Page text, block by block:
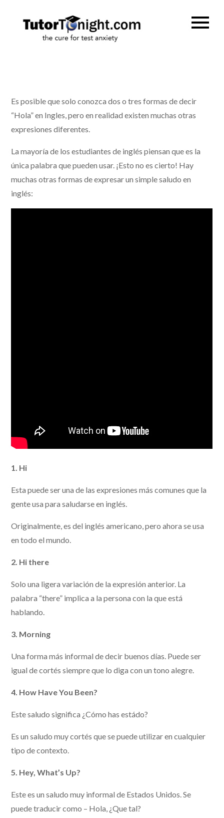
the cure for test
Es posible que solo conozca dos o tres formas de decir
“Hola” en Ingles, pero en realidad existen muchas otras
expresiones diferentes.
La mayoría de los estudiantes de inglés piensan que es la
única palabra que pueden usar. ¡Esto no es cierto! Hay
muchas otras formas de expresar un simple saludo en
inglés:
1. Hi
Esta puede ser una de las expresiones más comunes que la
gente usa para saludarse en inglés.
Originalmente, es del inglés americano, pero ahora se usa
en todo el mundo.
2. Hi there
Solo una ligera variación de la expresión anterior. La
palabra “there” implica a la persona con la que está
hablando.
3. Morning
Una forma más informal de decir buenos días. Puede ser
igual de cortés siempre que lo diga con un tono alegre.
4. How Have You Been?
Este saludo significa ¿Cómo has estádo?
Es un saludo muy cortés que se puede utilizar en cualquier
tipo de contexto.
5. Hey, What’s Up?
Este es un saludo muy informal de Estados Unidos. Se
puede traducir como – Hola, ¿Que tal?